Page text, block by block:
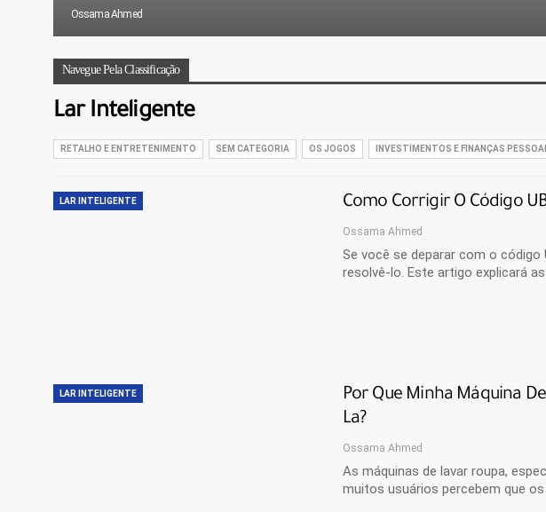
Ossama Ahmed
Navegue Pela Classificação
Lar Inteligente
RETALHO E ENTRETENIMENTO SEM CATEGORIA OS JOGOS INVESTIMENTOS E FINANÇAS
LAR INTELIGENTE Como Corrigir O Código
Ossama Ahmed
Se você se deparar com o código
resolvê-lo. Este artigo explicará
LAR INTELIGENTE
Por Que Minha Máquina
La?
Ossama Ahmed
As máquinas de lavar roupa,
muitos usuários percebem que